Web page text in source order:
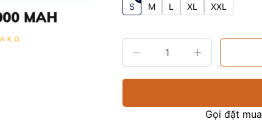
S M L XL XXL
Gọi đặt mua